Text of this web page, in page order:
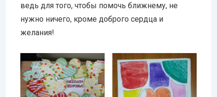
ведь для того, чтобы помочь ближнему, не
нужно ничего, кроме доброго сердца и
желания!